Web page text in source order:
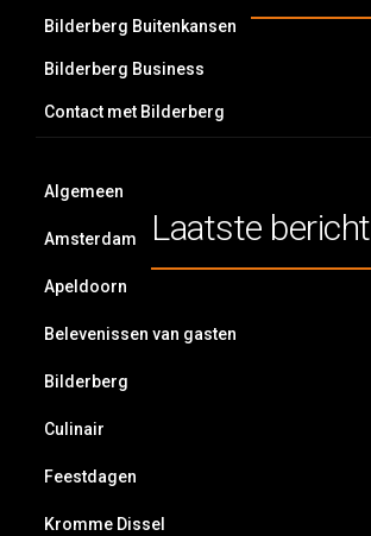
Bilderberg Buitenkansen
Bilderberg Business
Contact met Bilderberg
Algemeen
Amsterdam
Apeldoorn
Belevenissen van gasten
Bilderberg
Culinair
Feestdagen
Kromme Dissel
Laatste bericht